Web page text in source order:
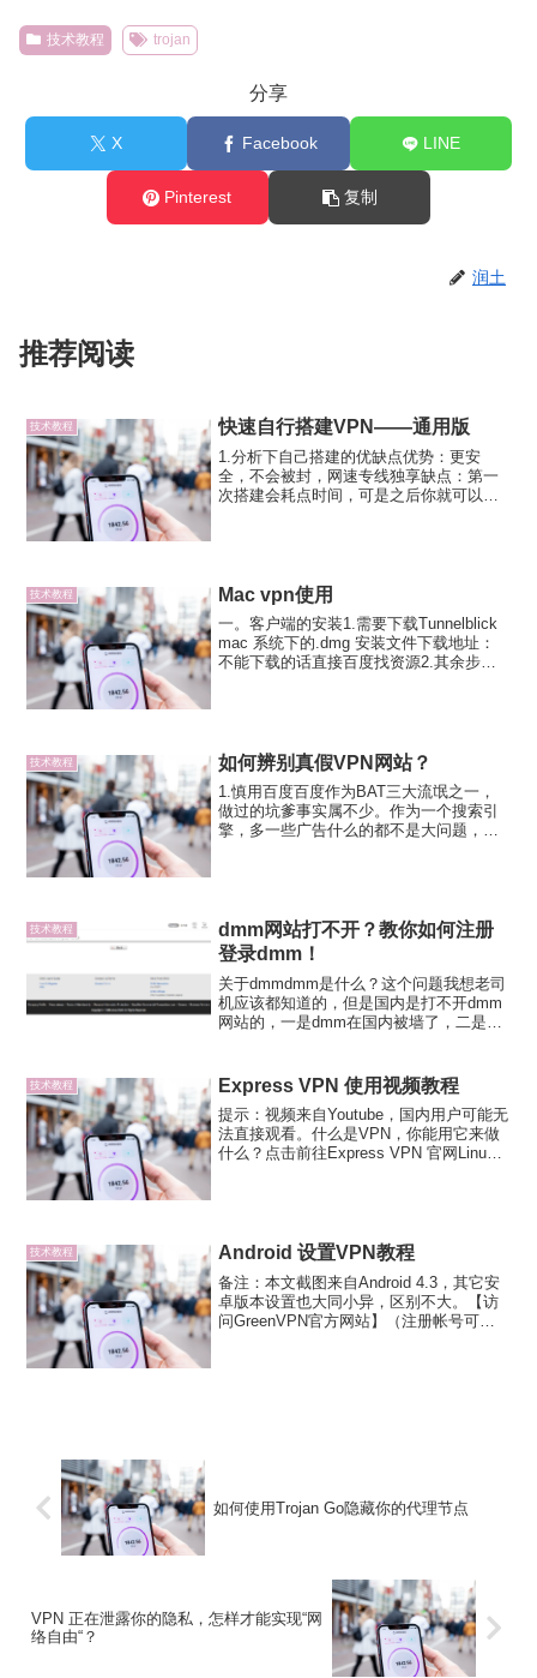
技术教程 trojan
分享
X Facebook LINE
Pinterest 复制
润土
推荐阅读
技术教程 快速自行搭建VPN——通用版
1.分析下自己搭建的优缺点优势：更安
全，不会被封，网速专线独享缺点：第一
次搭建会耗点时间，可是之后你就可以愉
技术教程 Mac vpn使用
一。客户端的安装1.需要下载Tunnelblick
mac 系统下的.dmg 安装文件下载地址：
不能下载的话直接百度找资源2.其余步骤
技术教程 如何辨别真假VPN网站？
1.慎用百度百度作为BAT三大流氓之一，
做过的坑爹事实属不少。作为一个搜索引
擎，多一些广告什么的都不是大问题，但
技术教程
dmm网站打不开？教你如何注册
登录dmm！
关于dmmdmm是什么？这个问题我想老司
机应该都知道的，但是国内是打不开dmm
网站的，一是dmm在国内被墙了，二是
怎么做呢？dmm注册与登录＃1.自备日
本...
技术教程 Express VPN 使用视频教程
提示：视频来自Youtube，国内用户可能无
法直接观看。什么是VPN，你能用它来做
什么？点击前往Express VPN 官网Linux
技术教程 Android 设置VPN教程
备注：本文截图来自Android 4.3，其它安
卓版本设置也大同小异，区别不大。【访
问GreenVPN官方网站】（注册帐号可免
如何使用Trojan Go隐藏你的代理节点
VPN 正在泄露你的隐私，怎样才能实现“网
络自由“？